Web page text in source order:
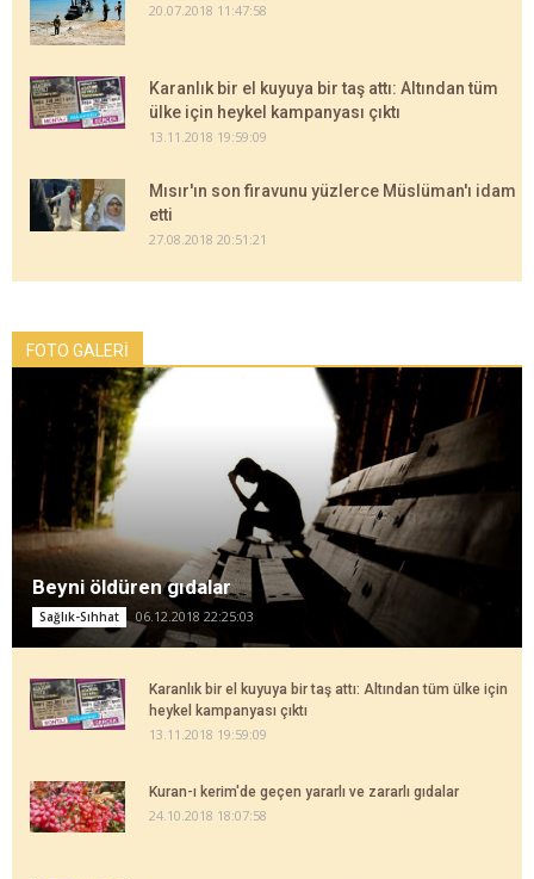
20.07.2018 11:47:58
Karanlık bir el kuyuya bir taş attı: Altından tüm
ülke için heykel kampanyası çıktı
13.11.2018 19:59:09
Mısır'ın son firavunu yüzlerce Müslüman'ı idam
etti
27.08.2018 20:51:21
FOTO GALERİ
Beyni öldüren gıdalar
Sağlık-Sıhhat 06.12.2018 22:25:03
Karanlık bir el kuyuya bir taş attı: Altından tüm ülke için
heykel kampanyası çıktı
13.11.2018 19:59:09
Kuran-ı kerim'de geçen yararlı ve zararlı gıdalar
24.10.2018 18:07:58